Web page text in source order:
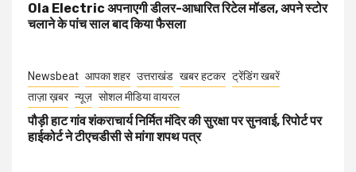
Ola Electric अपनाएगी डीलर-आधारित रिटेल मॉडल, अपने स्टोर
चलाने के पांच साल बाद किया फैसला
Newsbeat आपका शहर उत्तराखंड खबर हटकर ट्रेंडिंग खबरें
ताज़ा ख़बर न्यूज़ सोशल मीडिया वायरल
पौड़ी हाट गांव शंकराचार्य निर्मित मंदिर की सुरक्षा पर सुनवाई, रिपोर्ट पर
हाईकोर्ट ने टीएचडीसी से मांगा शपथ पत्र